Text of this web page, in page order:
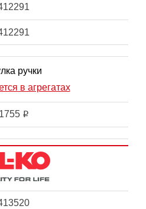
ручки
в агрегатах
1755 i